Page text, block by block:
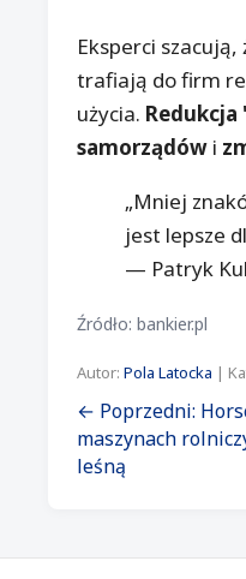
Eksperci
trafiają do firm
użycia.
samorządów i
„Mniej
jest lepsze
— Patryk
Źródło: bankier.pl
Autor: Pola Latocka |
← Poprzedni:
maszynach
leśną